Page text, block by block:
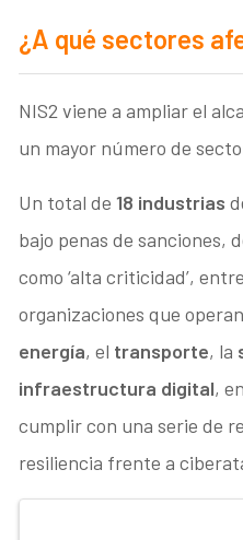
¿A qué sectores
NIS2 viene a ampliar el
un mayor número de
Un total de18 industrias
bajo penas de sanciones,
como ‘alta criticidad’,
organizaciones que
energía, el transporte, la
infraestructura digital,
cumplir con una serie de
resiliencia frente a